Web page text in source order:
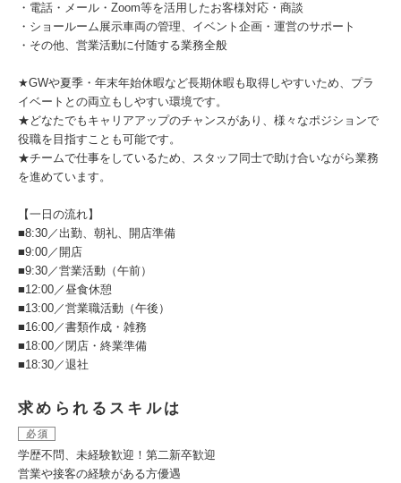
・電話・メール・Zoom等を活用したお客様対応・商談
・ショールーム展示車両の管理、イベント企画・運営のサポート
・その他、営業活動に付随する業務全般
★GWや夏季・年末年始休暇など長期休暇も取得しやすいため、プラ
イベートとの両立もしやすい環境です。
★どなたでもキャリアアップのチャンスがあり、様々なポジションで
役職を目指すことも可能です。
★チームで仕事をしているため、スタッフ同士で助け合いながら業務
を進めています。
【一日の流れ】
■8:30／出勤、朝礼、開店準備
■9:00／開店
■9:30／営業活動（午前）
■12:00／昼食休憩
■13:00／営業職活動（午後）
■16:00／書類作成・雑務
■18:00／閉店・終業準備
■18:30／退社
求められるスキルは
必須
学歴不問、未経験歓迎！第二新卒歓迎
営業や接客の経験がある方優遇